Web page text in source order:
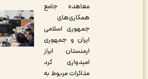
معاهده جامع
همکاری‌های
جمهوری اسلامی
ایران و جمهوری
ارمنستان ابراز
امیدواری کرد
مذاکرات مربوط به